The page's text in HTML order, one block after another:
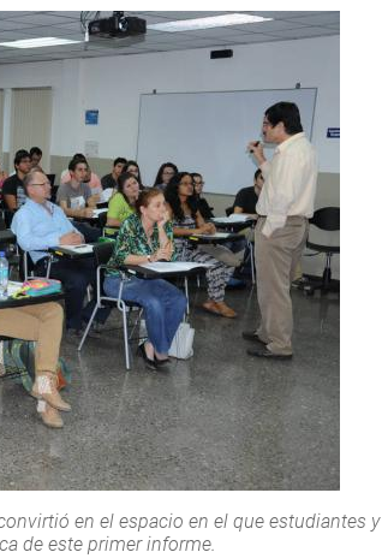
en el espacio en el que estudiantes y
de este primer informe.